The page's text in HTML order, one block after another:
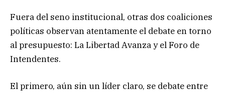
Fuera del seno institucional, otras dos coaliciones
políticas observan atentamente el debate en torno
al presupuesto: La Libertad Avanza y el Foro de
Intendentes.
El primero, aún sin un líder claro, se debate entre